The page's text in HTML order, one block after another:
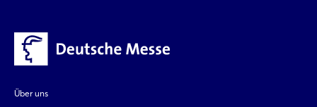
Über uns